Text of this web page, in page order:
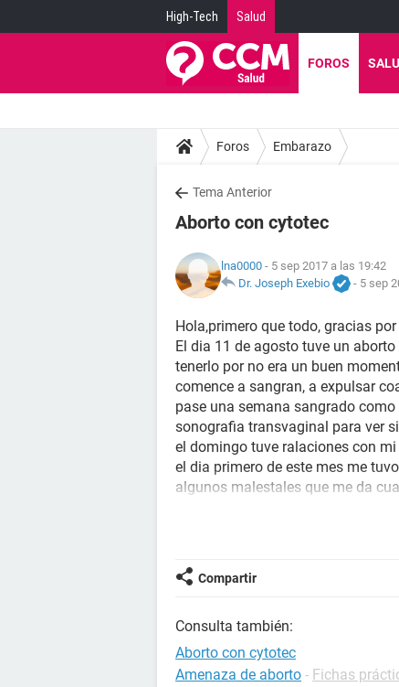
High-Tech Salud
FOROS
Foros Embarazo
Tema Anterior
Aborto con cytotec
lna0000 - 5 sep 2017 a las 19:42
Dr. Joseph Exebio
- 5 sep
Hola,primero que todo, gracias
El dia 11 de agosto tuve un
tenerlo por no era un buen
comence a sangran, a expulsar
pase una semana sangrado
sonografia transvaginal para ver
el domingo tuve ralaciones con
el dia primero de este mes me
algunos malestales que me da
mi novio, estoy preocupada por
Compartir
Consulta también:
Aborto con cytotec
Amenaza de aborto - Fichas